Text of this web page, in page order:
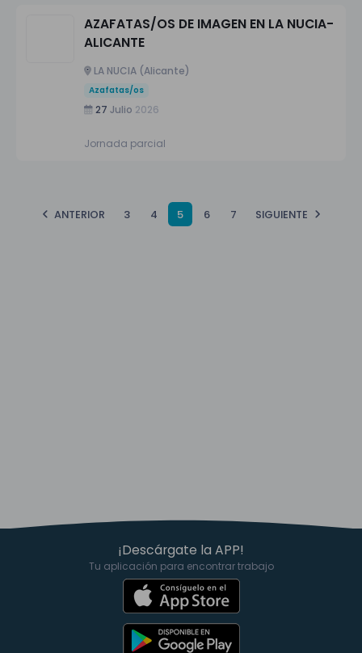
AZAFATAS/OS DE IMAGEN EN LA NUCIA-
ALICANTE
LA NUCIA (Alicante)
Azafatas/os
27 Julio 2026
Jornada parcial
ANTERIOR 3 4 5 6 7 SIGUIENTE
¡Descárgate la APP!
Tu aplicación para encontrar trabajo